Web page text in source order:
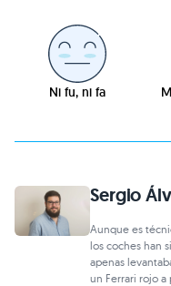
Ni fu, ni fa
Sergio
Aunque es
los coches han
apenas
un Ferrari rojo a